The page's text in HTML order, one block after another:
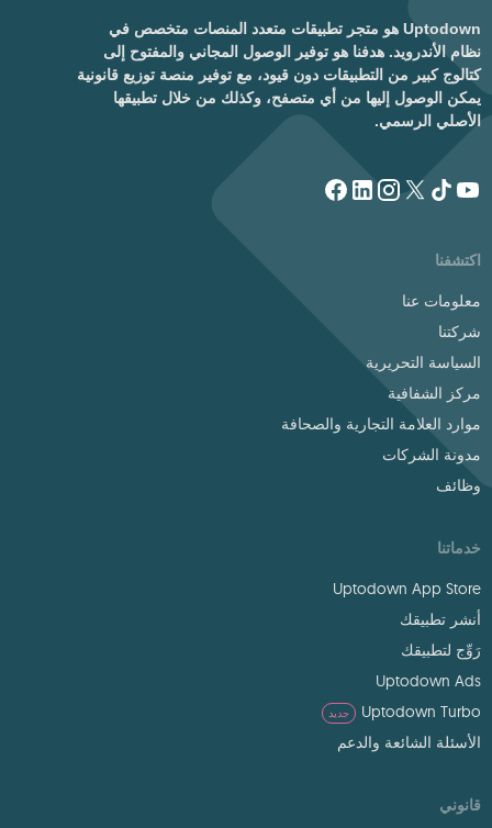
Uptodown هو متجر تطبيقات متعدد المنصات متخصص في
نظام الأندرويد. هدفنا هو توفير الوصول المجاني والمفتوح إلى
كتالوج كبير من التطبيقات دون قيود، مع توفير منصة توزيع قانونية
يمكن الوصول إليها من أي متصفح، وكذلك من خلال تطبيقها
الأصلي الرسمي.
اكتشفنا
معلومات عنا
شركتنا
السياسة التحريرية
مركز الشفافية
موارد العلامة التجارية والصحافة
مدونة الشركات
وظائف
خدماتنا
Uptodown App Store
أنشر تطبيقك
رَوِّج لتطبيقك
Uptodown Ads
Uptodown Turbo
جديد
الأسئلة الشائعة والدعم
قانوني